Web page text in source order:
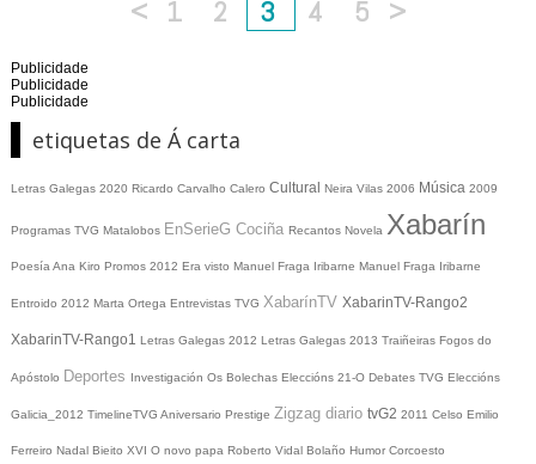
< 1 2 3 4 5 >
Publicidade
Publicidade
Publicidade
etiquetas de Á carta
Letras Galegas 2020 Ricardo Carvalho Calero Cultural Neira Vilas 2006 Música 2009
Programas TVG Matalobos EnSerieG Cociña Recantos Novela Xabarín
Poesía Ana Kiro Promos 2012 Era visto Manuel Fraga Iribarne Manuel Fraga Iribarne
Entroido 2012 Marta Ortega Entrevistas TVG XabarínTV XabarinTV-Rango2
XabarinTV-Rango1 Letras Galegas 2012 Letras Galegas 2013 Traiñeiras Fogos do
Apóstolo Deportes Investigación Os Bolechas Eleccións 21-O Debates TVG Eleccións
Galicia_2012 TimelineTVG Aniversario Prestige Zigzag diario tvG2 2011 Celso Emilio
Ferreiro Nadal Bieito XVI O novo papa Roberto Vidal Bolaño Humor Corcoesto